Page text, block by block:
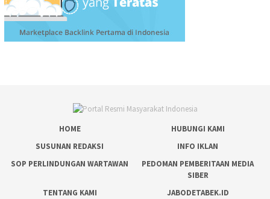
HOME
HUBUNGI KAMI
SUSUNAN REDAKSI
INFO IKLAN
SOP PERLINDUNGAN WARTAWAN
PEDOMAN PEMBERITAAN MEDIA
SIBER
TENTANG KAMI
JABODETABEK.ID